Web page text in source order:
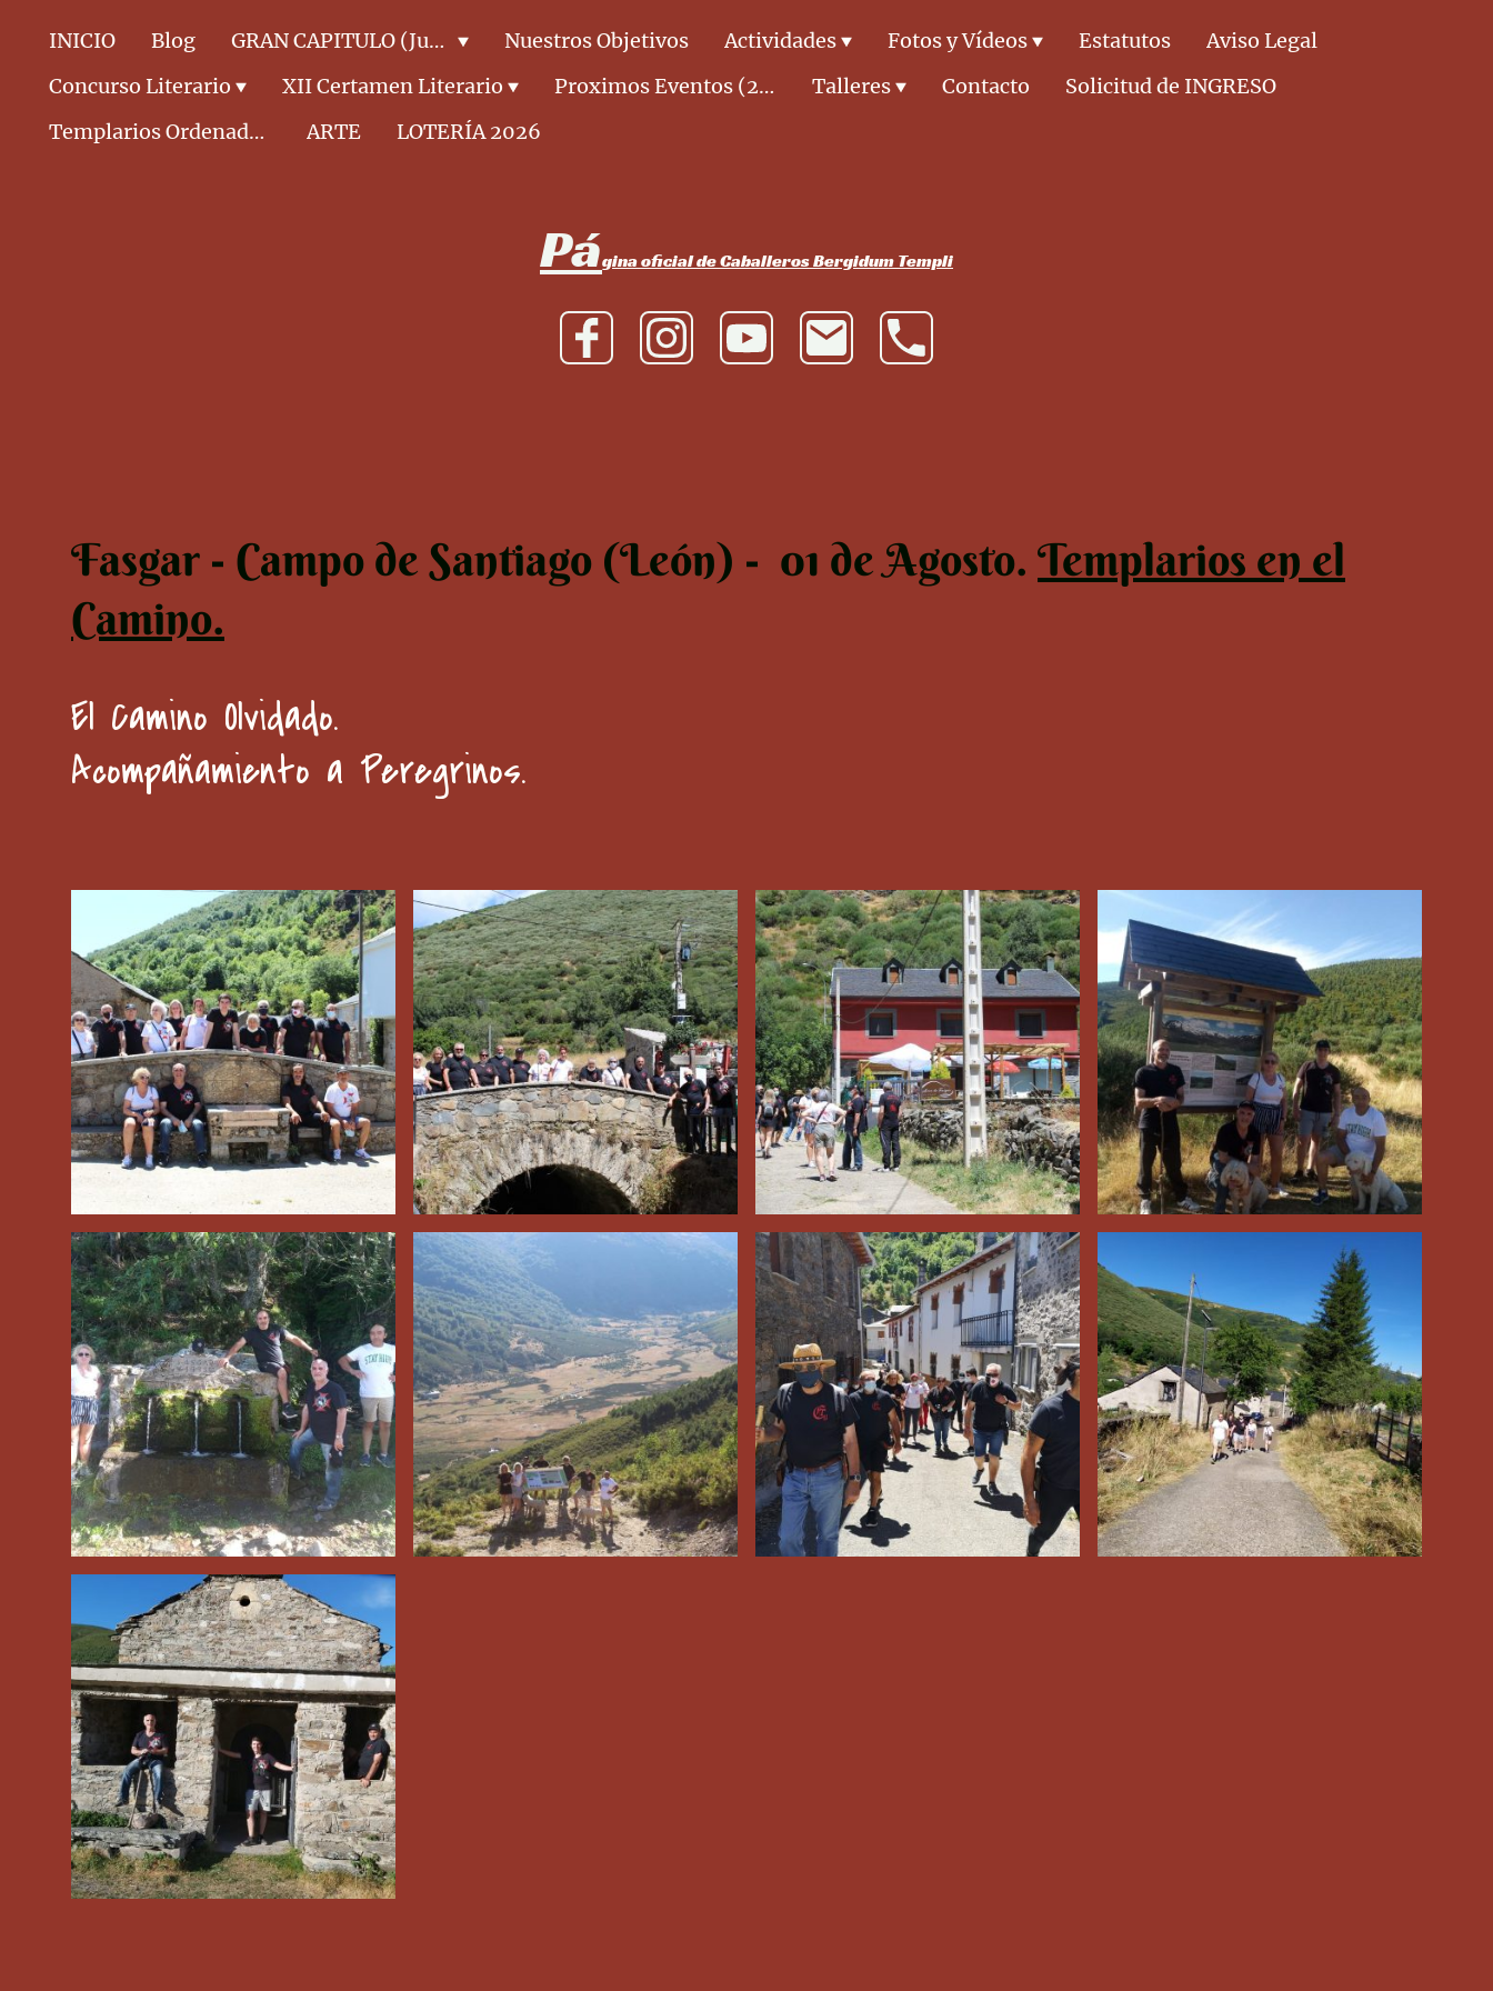
INICIO Blog GRAN CAPITULO (Junta Directiva) Nuestros Objetivos Actividades Fotos y Vídeos Estatutos
Aviso Legal
Concurso Literario
XII Certamen Literario Proximos Eventos (2026) Talleres Contacto
Solicitud de INGRESO
Templarios Ordenados CABALLEROS
ARTE LOTERÍA 2026
Página oficial de Caballeros Bergidum Templi
Fasgar - Campo de Santiago (León) - 01 de Agosto. Templarios en el
Camino.
El Camino Olvidado.
Acompañamiento a Peregrinos.